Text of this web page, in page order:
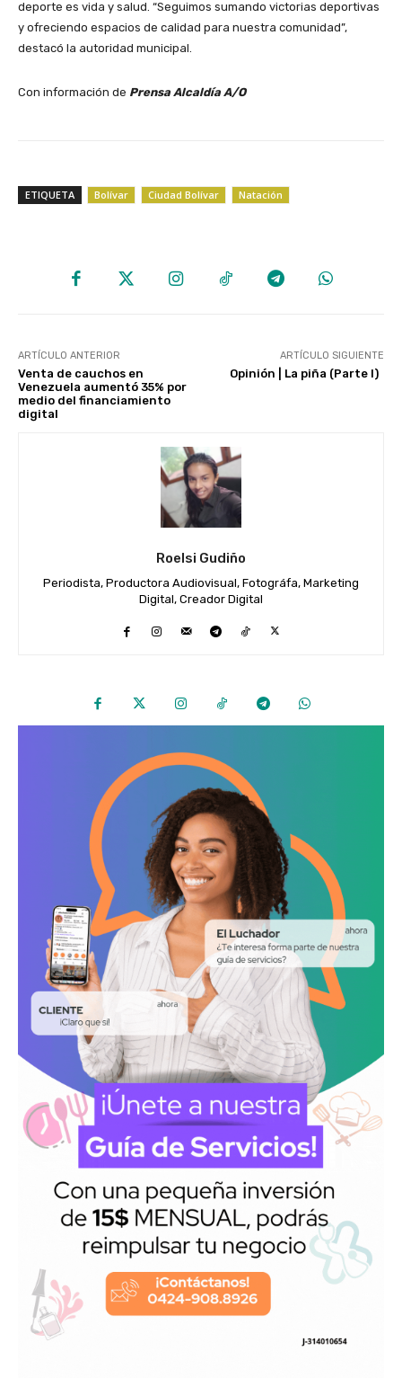
deporte es vida y salud. “Seguimos sumando victorias deportivas
y ofreciendo espacios de calidad para nuestra comunidad”,
destacó la autoridad municipal.
Con información de Prensa Alcaldía A/O
ETIQUETA Bolívar Ciudad Bolívar Natación
ARTÍCULO ANTERIOR
Venta de cauchos en
Venezuela aumentó 35% por
medio del financiamiento
digital
ARTÍCULO SIGUIENTE
Opinión | La piña (Parte I)
Roelsi Gudiño
Periodista, Productora Audiovisual, Fotográfa, Marketing
Digital, Creador Digital